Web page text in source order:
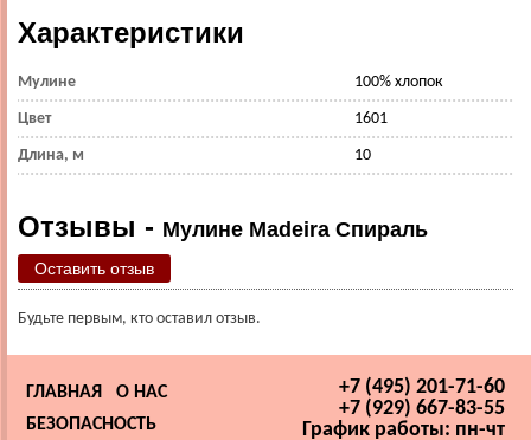
Характеристики
Мулине 100% хлопок
Цвет 1601
Длина, м 10
Отзывы - Мулине Madeira Спираль
Оставить отзыв
Будьте первым, кто оставил отзыв.
+7 (495) 201-71-60
+7 (929) 667-83-55
График работы: пн-чт
ГЛАВНАЯ
О НАС
БЕЗОПАСНОСТЬ